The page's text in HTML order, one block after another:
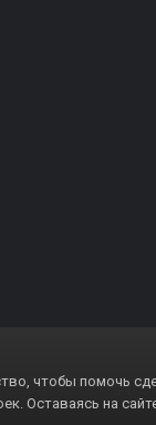
чтобы помочь
Оставаясь на